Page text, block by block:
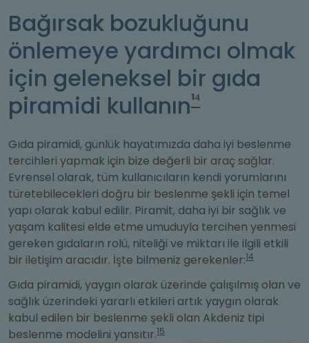
Bağırsak bozukluğunu
önlemeye yardımcı olmak
için geleneksel bir gıda
piramidi kullanın¹⁴
Gıda piramidi, günlük hayatımızda daha iyi beslenme
tercihleri yapmak için bize değerli bir araç sağlar.
Evrensel olarak, tüm kullanıcıların kendi yorumlarını
türetebilecekleri doğru bir beslenme şekli için temel
yapı olarak kabul edilir. Piramit, daha iyi bir sağlık ve
yaşam kalitesi elde etme umuduyla tercihen yenmesi
gereken gıdaların rolü, niteliği ve miktarı ile ilgili etkili
bir iletişim aracıdır. İşte bilmeniz gerekenler:14
Gıda piramidi, yaygın olarak üzerinde çalışılmış olan ve
sağlık üzerindeki yararlı etkileri artık yaygın olarak
kabul edilen bir beslenme şekli olan Akdeniz tipi
beslenme modelini yansıtır.15